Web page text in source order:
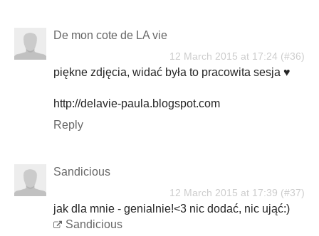
De mon cote de LA vie
12 March 2015 at 17:24
piękne zdjęcia, widać była to pracowita sesja ♥
http://delavie-paula.blogspot.com
Reply
Sandicious
12 March 2015 at 17:39
jak dla mnie - genialnie!<3 nic dodać, nic ująć:)
Sandicious